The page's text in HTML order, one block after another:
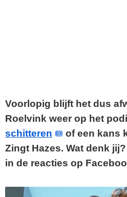
Voorlopig blijft het dus
Roelvink weer op het
schitteren
of een kans
Zingt Hazes. Wat denk
in de reacties op